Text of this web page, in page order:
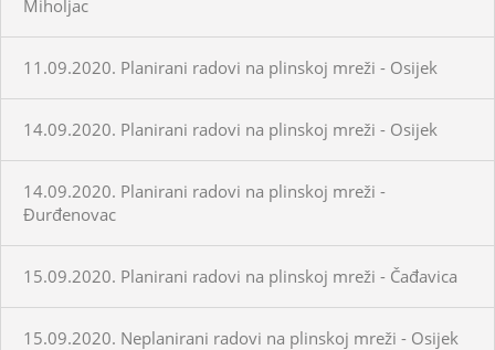
Miholjac
11.09.2020. Planirani radovi na plinskoj mreži - Osijek
14.09.2020. Planirani radovi na plinskoj mreži - Osijek
14.09.2020. Planirani radovi na plinskoj mreži -
Đurđenovac
15.09.2020. Planirani radovi na plinskoj mreži - Čađavica
15.09.2020. Neplanirani radovi na plinskoj mreži - Osijek